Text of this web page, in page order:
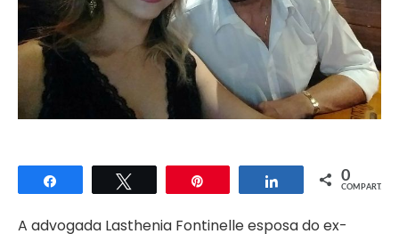
Compartilhar Compartilhar
0
COMPART.
A advogada Lasthenia Fontinelle esposa do ex-